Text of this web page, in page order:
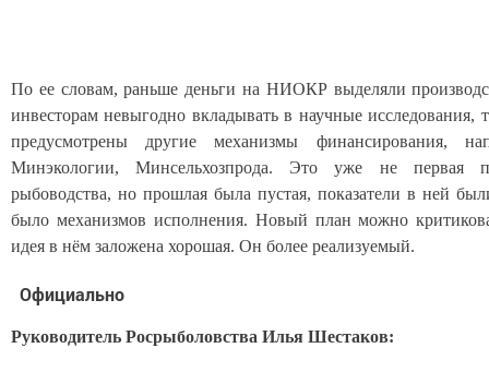
По ее словам, раньше деньги на НИОКР выделяли
инвесторам невыгодно вкладывать в научные исследования,
предусмотрены другие механизмы финансирования,
Минэкологии, Минсельхозпрода. Это уже не первая
рыбоводства, но прошлая была пустая, показатели в ней
было механизмов исполнения. Новый план можно
идея в нём заложена хорошая. Он более реализуемый.
Официально
Руководитель Росрыболовства Илья Шестаков: